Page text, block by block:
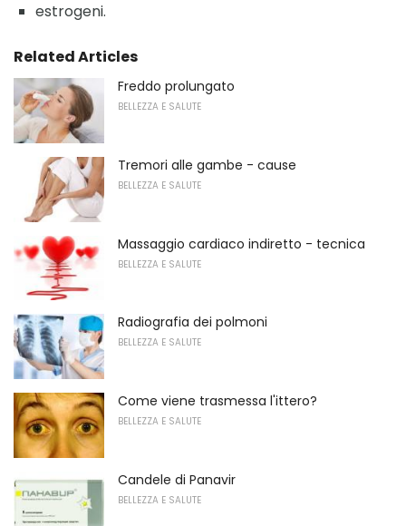
estrogeni.
Related Articles
Freddo prolungato
BELLEZZA E SALUTE
Tremori alle gambe - cause
BELLEZZA E SALUTE
Massaggio cardiaco indiretto - tecnica
BELLEZZA E SALUTE
Radiografia dei polmoni
BELLEZZA E SALUTE
Come viene trasmessa l'ittero?
BELLEZZA E SALUTE
Candele di Panavir
BELLEZZA E SALUTE